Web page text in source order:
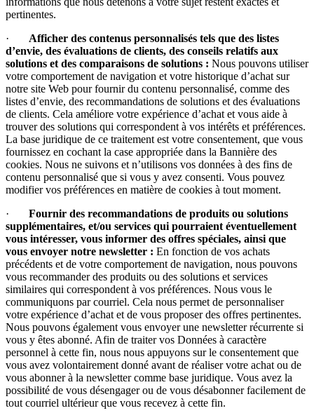
pertinentes.
· Afficher des contenus personnalisés tels que des listes
d’envie, des évaluations de clients, des conseils relatifs aux
solutions et des comparaisons de solutions : Nous pouvons utiliser
votre comportement de navigation et votre historique d’achat sur
notre site Web pour fournir du contenu personnalisé, comme des
listes d’envie, des recommandations de solutions et des évaluations
de clients. Cela améliore votre expérience d’achat et vous aide à
trouver des solutions qui correspondent à vos intérêts et préférences.
La base juridique de ce traitement est votre consentement, que vous
fournissez en cochant la case appropriée dans la Bannière des
cookies. Nous ne suivons et n’utilisons vos données à des fins de
contenu personnalisé que si vous y avez consenti. Vous pouvez
modifier vos préférences en matière de cookies à tout moment.
· Fournir des recommandations de produits ou solutions
supplémentaires, et/ou services qui pourraient éventuellement
vous intéresser, vous informer des offres spéciales, ainsi que
vous envoyer notre newsletter : En fonction de vos achats
précédents et de votre comportement de navigation, nous pouvons
vous recommander des produits ou des solutions et services
similaires qui correspondent à vos préférences. Nous vous le
communiquons par courriel. Cela nous permet de personnaliser
votre expérience d’achat et de vous proposer des offres pertinentes.
Nous pouvons également vous envoyer une newsletter récurrente si
vous y êtes abonné. Afin de traiter vos Données à caractère
personnel à cette fin, nous nous appuyons sur le consentement que
vous avez volontairement donné avant de réaliser votre achat ou de
vous abonner à la newsletter comme base juridique. Vous avez la
possibilité de vous désengager ou de vous désabonner facilement de
tout courriel ultérieur que vous recevez à cette fin.